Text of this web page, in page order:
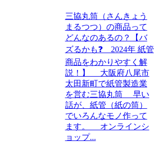
三協丸筒（さんきょう
まるつつ）の商品って
どんなのあるの？【バ
ズるかも❓ 2024年 紙管
商品をわかりやすく解
説！】 大阪府八尾市
太田新町で紙管製造業
を営む三協丸筒 早い
話が、紙管（紙の筒）
でいろんなモノ作って
ます。 オンラインシ
ョップ...